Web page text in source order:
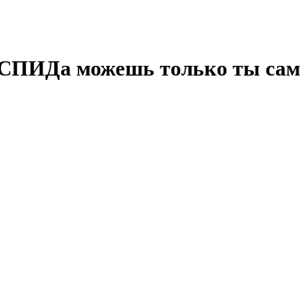
можешь только ты сам